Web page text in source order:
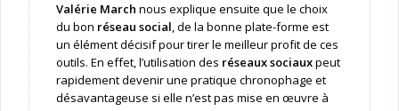
Valérie March nous explique ensuite que le choix
du bon réseau social, de la bonne plate-forme est
un élément décisif pour tirer le meilleur profit de ces
outils. En effet, l’utilisation des réseaux sociauxpeut
rapidement devenir une pratique chronophage et
désavantageuse si elle n’est pas mise en œuvre à